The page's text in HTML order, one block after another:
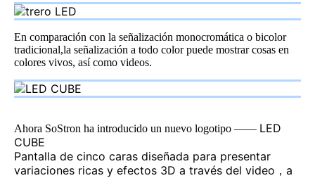
En comparación con la señalización monocromática o bicolor
tradicional,la señalización a todo color puede mostrar cosas en
colores vivos, así como videos.
Ahora SoStron ha introducido un nuevo logotipo —— LED
CUBE
Pantalla de cinco caras diseñada para presentar
variaciones ricas y efectos 3D a través del video，a